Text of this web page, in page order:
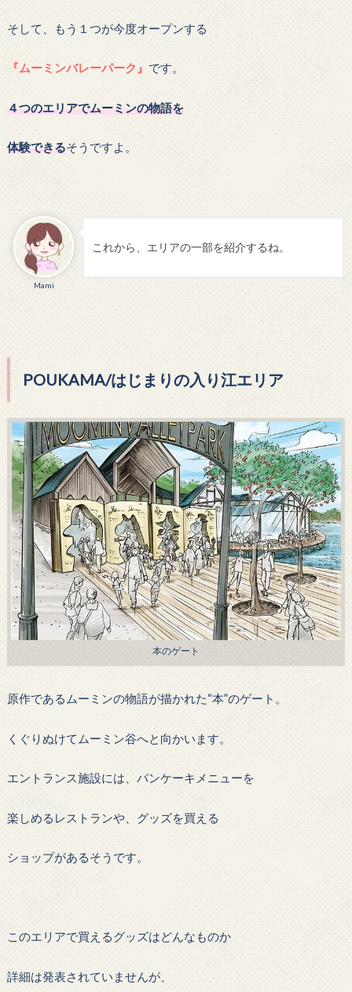
そして、もう１つが今度オープンする
『ムーミンバレーパーク』 です。
４つのエリアでムーミンの物語を
体験できるそうですよ。
Mami
これから、エリアの一部を紹介するね。
POUKAMA/はじまりの入り江エリア
本のゲート
原作であるムーミンの物語が描かれた“本”のゲート。
くぐりぬけてムーミン谷へと向かいます。
エントランス施設には、パンケーキメニューを
楽しめるレストランや、グッズを買える
ショップがあるそうです。
このエリアで買えるグッズはどんなものか
詳細は発表されていませんが、